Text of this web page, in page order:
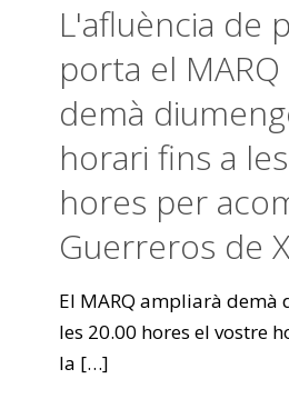
L'afluència de
porta el
demà
horari fins a
hores per
Guerreros de
El MARQ ampliarà demà
les 20.00 hores el vostre
la […]